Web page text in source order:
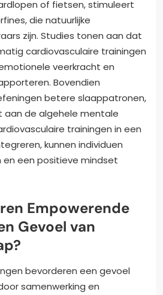
of fietsen, stimuleert
die natuurlijke
zijn. Studies tonen aan dat
cardiovasculaire trainingen
veerkracht en
Bovendien
betere slaappatronen,
aan de algehele mentale
trainingen in een
kunnen individuen
en een positieve mindset
Empowerende
Gevoel van
bevorderen een gevoel
samenwerking en